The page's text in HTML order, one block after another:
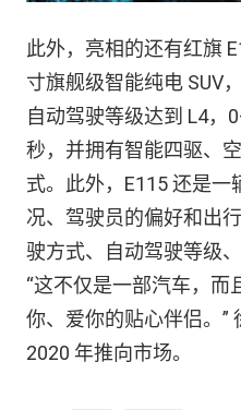
此外，亮相的还有红旗
寸旗舰级智能纯电 SUV
自动驾驶等级达到 L4，
秒，并拥有智能四驱、
式。此外，E115 还是
况、驾驶员的偏好和出
驶方式、自动驾驶等级
“这不仅是一部汽车，而
你、爱你的贴心伴侣。”
2020 年推向市场。